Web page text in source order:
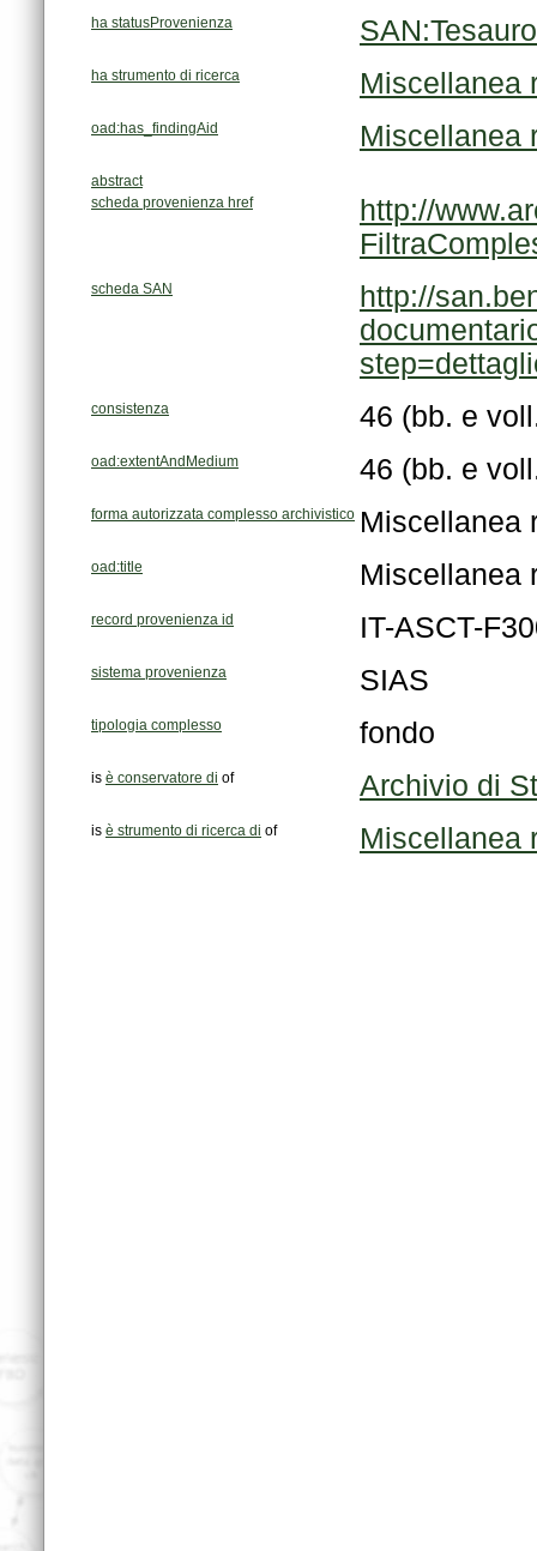
ha statusProvenienza
ha strumento di ricerca Miscellanea
oad:has_findingAid Miscellanea
abstract
scheda provenienza href
scheda SAN
consistenza 46 (bb. e
oad:extentAndMedium 46 (bb. e
forma autorizzata complesso archivistico Miscellanea
oad:title Miscellanea
record provenienza id IT-ASCT-
sistema provenienza SIAS
tipologia complesso fondo
is è conservatore di of Archivio di
is è strumento di ricerca di of Miscellanea